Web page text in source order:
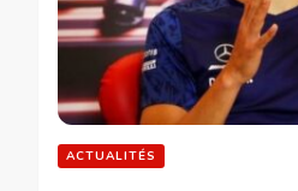
ACTUALITÉS